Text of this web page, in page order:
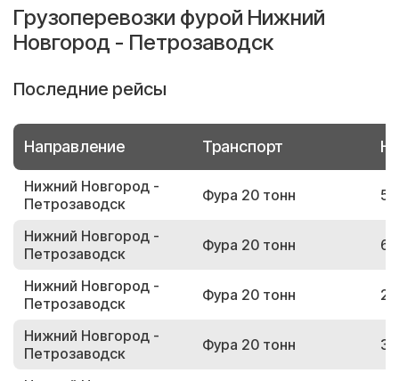
Грузоперевозки фурой Нижний
Новгород - Петрозаводск
Последние рейсы
Направление Транспорт
Нижний Новгород -
Петрозаводск
Фура 20 тонн
Нижний Новгород -
Петрозаводск
Фура 20 тонн
Нижний Новгород -
Петрозаводск
Фура 20 тонн
Нижний Новгород -
Петрозаводск
Фура 20 тонн